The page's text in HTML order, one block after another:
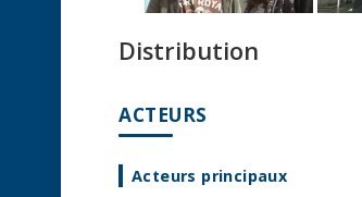
Distribution
ACTEURS
Acteurs principaux